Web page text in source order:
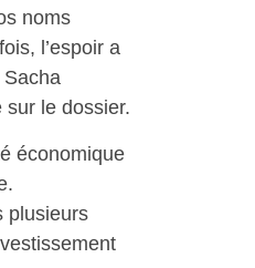
noms
l’espoir a
sur le dossier.
économique
plusieurs